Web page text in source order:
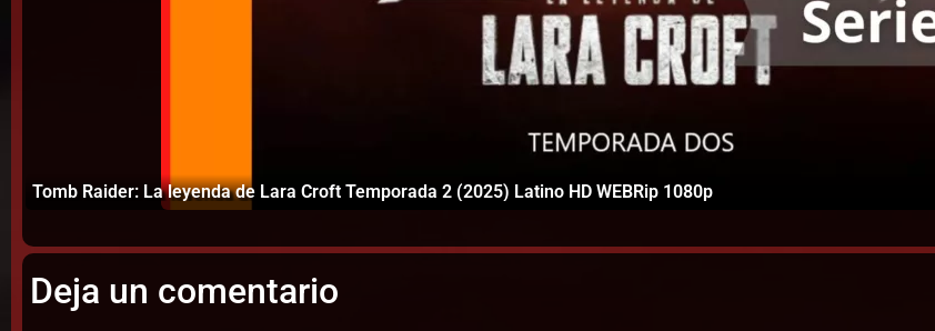
Tomb Raider: La leyenda de Lara Croft Temporada 2 (2025) Latino HD WEBRip 1080p
Deja un comentario